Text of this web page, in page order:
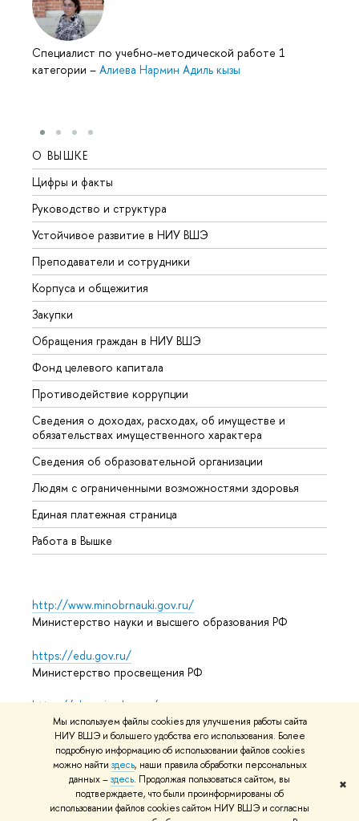
Мы используем файлы cookies для улучшения работы сайта
НИУ ВШЭ и большего удобства его использования. Более
подробную информацию об использовании файлов cookies
можно найти здесь, наши правила обработки персональных
данных –здесь. Продолжая пользоваться сайтом, вы
подтверждаете, что были проинформированы об
использовании файлов cookies сайтом НИУ ВШЭ и согласны
✖
Специалист по учебно-методической работе 1
категории – Алиева Нармин Адиль кызы
О ВЫШКЕ
Цифры и факты
Руководство и структура
Устойчивое развитие в НИУ ВШЭ
Преподаватели и сотрудники
Корпуса и общежития
Закупки
Обращения граждан в НИУ ВШЭ
Фонд целевого капитала
Противодействие коррупции
Сведения о доходах, расходах, об имуществе и
обязательствах имущественного характера
Сведения об образовательной организации
Людям с ограниченными возможностями здоровья
Единая платежная страница
Работа в Вышке
http://www.minobrnauki.gov.ru/
Министерство науки и высшего образования РФ
https://edu.gov.ru/
Министерство просвещения РФ
https://elearning.hse.ru/mooc
Массовые открытые онлайн-курсы
© НИУ ВШЭ 1993–2026 Адреса и контактыУсловия
использования материаловПолитика конфиденциальности
Карта сайта